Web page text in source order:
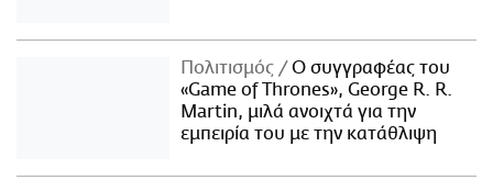
Πολιτισμός
Ο συγγραφέας του
«Game of Thrones», George R. R.
Martin, μιλά ανοιχτά για την
εμπειρία του με την κατάθλιψη